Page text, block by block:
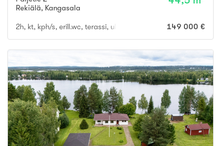
Rekiälä, Kangasala
2h, kt, kph/s, erill.wc, terassi, ulkovar. ap 149 000 €